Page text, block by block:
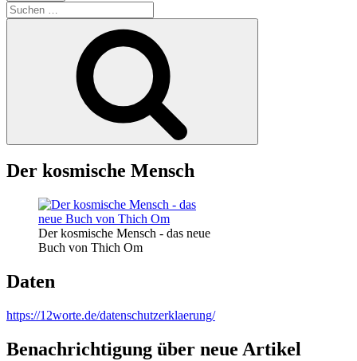
Suche
nach:
Der kosmische Mensch
Der kosmische Mensch - das neue
Buch von Thich Om
Daten
https://12worte.de/datenschutzerklaerung/
Benachrichtigung über neue Artikel